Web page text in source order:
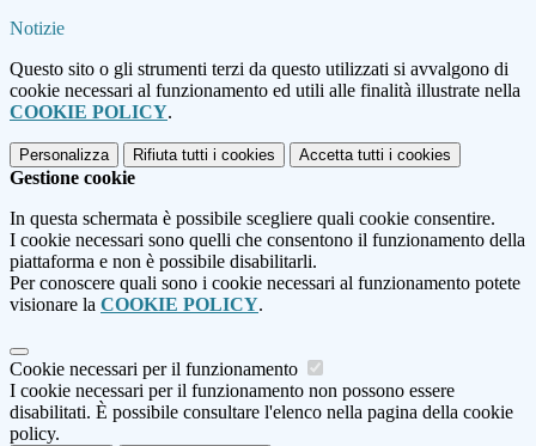
Notizie
Questo sito o gli strumenti terzi da questo utilizzati si avvalgono di
cookie necessari al funzionamento ed utili alle finalità illustrate nella
COOKIE POLICY.
Personalizza Rifiuta tutti i cookies Accetta tutti i cookies
Gestione cookie
In questa schermata è possibile scegliere quali cookie consentire.
I cookie necessari sono quelli che consentono il funzionamento della
piattaforma e non è possibile disabilitarli.
Per conoscere quali sono i cookie necessari al funzionamento potete
visionare la COOKIE POLICY.
Cookie necessari per il funzionamento
I cookie necessari per il funzionamento non possono essere
disabilitati. È possibile consultare l'elenco nella pagina della cookie
policy.